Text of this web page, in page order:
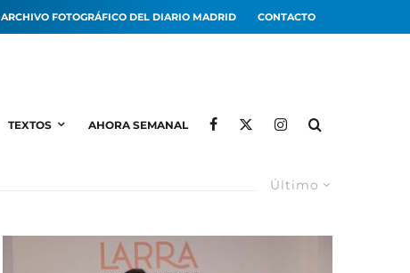
ARCHIVO FOTOGRÁFICO DEL DIARIO MADRID CONTACTO
TEXTOS AHORA SEMANAL
Último